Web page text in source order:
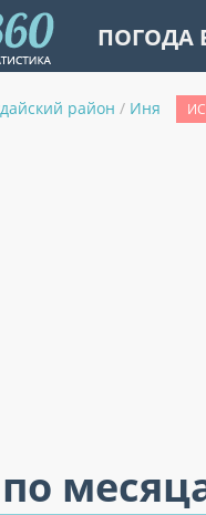
ПОГОДА
район / Иня